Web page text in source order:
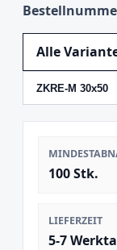
Alle
100 Stk.
LIEFERZEIT
5-7